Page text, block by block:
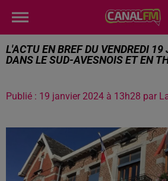
L'ACTU EN BREF DU VENDREDI
DANS LE SUD-AVESNOIS ET EN
Publié : 19 janvier 2024 à 13h28 par